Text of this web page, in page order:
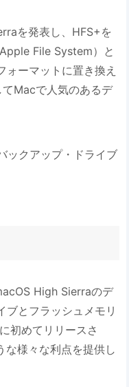
を発表し、HFS+を
Apple File System）と
ォーマットに置き換え
Macで人気のあるデ
ックアップ・ドライブ
High Sierraのデ
ブとフラッシュメモリ
初めてリリースさ
な様々な利点を提供し